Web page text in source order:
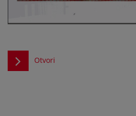
Otvori